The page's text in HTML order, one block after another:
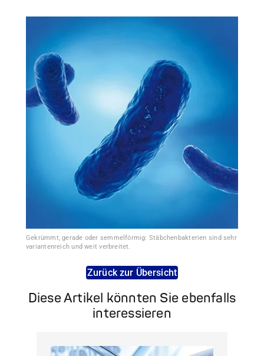
Gekrümmt, gerade oder semmelförmig: Stäbchenbakterien sind sehr
variantenreich und weit verbreitet.
Zurück zur Übersicht
Diese Artikel könnten Sie ebenfalls
interessieren